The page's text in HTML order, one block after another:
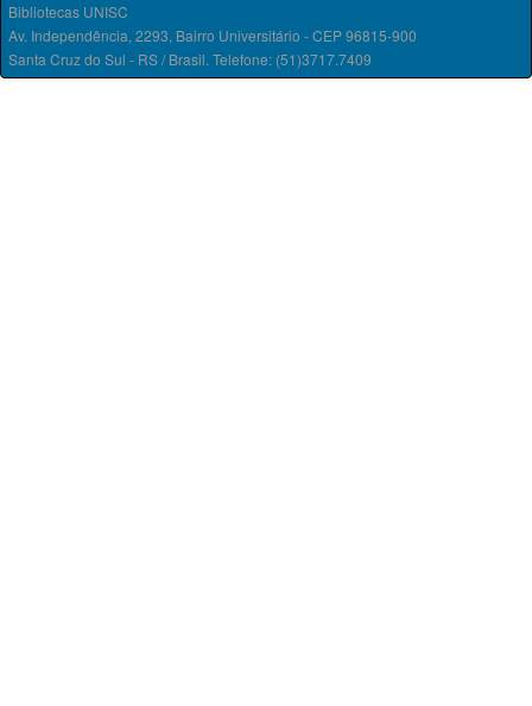
Bibliotecas UNISC
Av. Independência, 2293, Bairro Universitário - CEP 96815-900
Santa Cruz do Sul - RS / Brasil. Telefone: (51)3717.7409